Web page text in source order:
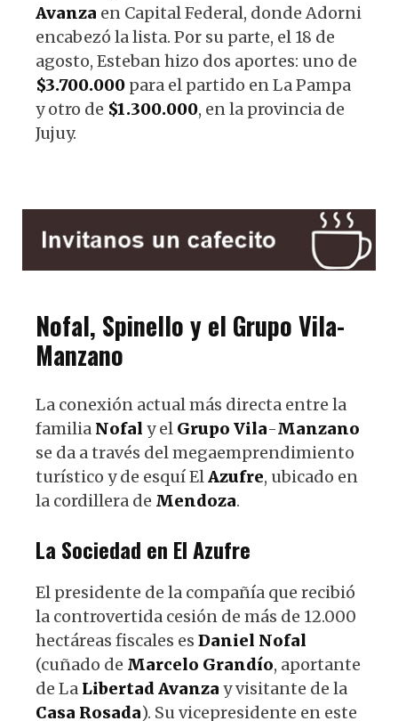
Avanza en Capital Federal, donde Adorni
encabezó la lista. Por su parte, el 18 de
agosto, Esteban hizo dos aportes: uno de
$3.700.000 para el partido en La Pampa
y otro de $1.300.000, en la provincia de
Jujuy.
Nofal, Spinelloy el GrupoVila-
Manzano
La conexión actual más directa entre la
familia Nofal y el Grupo Vila-Manzano
se da a través del megaemprendimiento
turístico y de esquí El Azufre, ubicado en
la cordillera de Mendoza.
La Sociedad en El Azufre
El presidente de la compañía que recibió
la controvertida cesión de más de 12.000
hectáreas fiscales es Daniel Nofal
(cuñado de Marcelo Grandío, aportante
de La LibertadAvanza y visitante de la
Casa Rosada). Su vicepresidente en este